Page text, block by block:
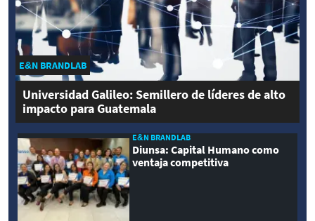
E&N BRANDLAB
Universidad Galileo: Semillero de líderes de alto
impacto para Guatemala
E&N BRANDLAB
Diunsa: Capital Humano como
ventaja competitiva